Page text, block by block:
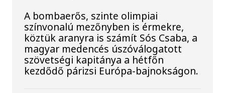
A bombaerős, szinte olimpiai
színvonalú mezőnyben is érmekre,
köztük aranyra is számít Sós Csaba, a
magyar medencés úszóválogatott
szövetségi kapitánya a hétfőn
kezdődő párizsi Európa-bajnokságon.